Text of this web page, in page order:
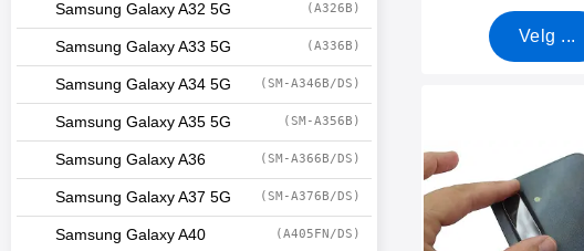
Samsung Galaxy A32 5G (A326B)
Samsung Galaxy A33 5G (A336B)
Samsung Galaxy A34 5G (SM-A346B/DS)
Samsung Galaxy A35 5G (SM-A356B)
Samsung Galaxy A36 (SM-A366B/DS)
Samsung Galaxy A37 5G (SM-A376B/DS)
Samsung Galaxy A40 (A405FN/DS)
Velg ...
Merk